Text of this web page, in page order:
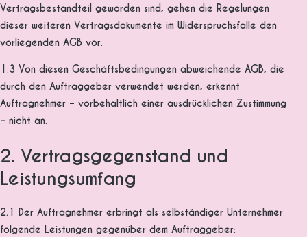
Vertragsbestandteil geworden sind, gehen die Regelungen
dieser weiteren Vertragsdokumente im Widerspruchsfalle den
vorliegenden AGB vor.
1.3 Von diesen Geschäftsbedingungen abweichende AGB, die
durch den Auftraggeber verwendet werden, erkennt
Auftragnehmer – vorbehaltlich einer ausdrücklichen Zustimmung
– nicht an.
2. Vertragsgegenstand und
Leistungsumfang
2.1 Der Auftragnehmer erbringt als selbständiger Unternehmer
folgende Leistungen gegenüber dem Auftraggeber: